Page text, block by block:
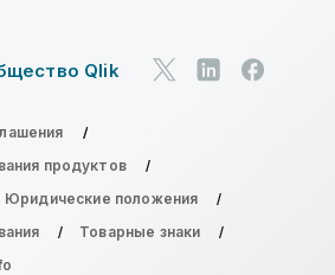
Qlik
продуктов
Юридические положения
Товарные знаки